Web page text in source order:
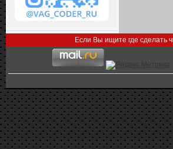
Если Вы ищите где сделать